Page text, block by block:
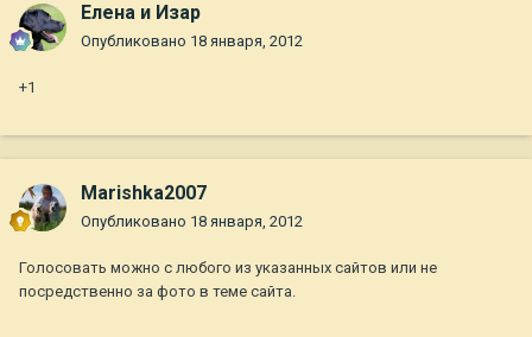
Елена и Изар
Опубликовано 18 января, 2012
+1
Marishka2007
Опубликовано 18 января, 2012
Голосовать можно с любого из указанных сайтов или не
посредственно за фото в теме сайта.